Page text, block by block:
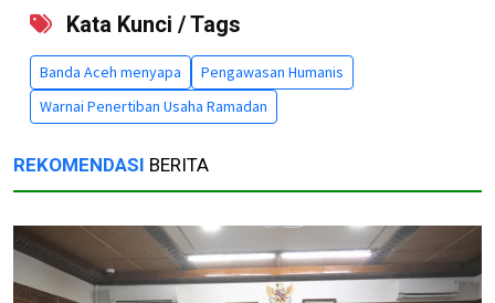
Kata Kunci / Tags
Banda Aceh menyapa
Pengawasan Humanis
Warnai Penertiban Usaha Ramadan
REKOMENDASI BERITA